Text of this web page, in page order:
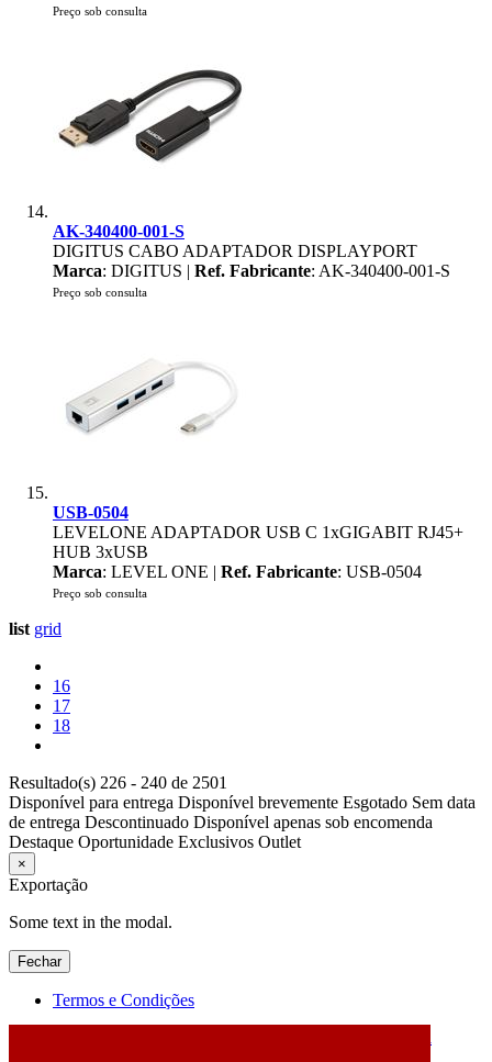
Preço sob consulta
AK-340400-001-S
DIGITUS CABO ADAPTADOR DISPLAYPORT
Marca: DIGITUS | Ref. Fabricante: AK-340400-001-S
Preço sob consulta
USB-0504
LEVELONE ADAPTADOR USB C 1xGIGABIT RJ45+
HUB 3xUSB
Marca: LEVEL ONE | Ref. Fabricante: USB-0504
Preço sob consulta
list grid
16
17
18
Resultado(s) 226 - 240 de 2501
Disponível para entrega Disponível brevemente Esgotado Sem data
de entrega Descontinuado Disponível apenas sob encomenda
Destaque Oportunidade Exclusivos Outlet
×
Exportação
Some text in the modal.
Fechar
Termos e Condições